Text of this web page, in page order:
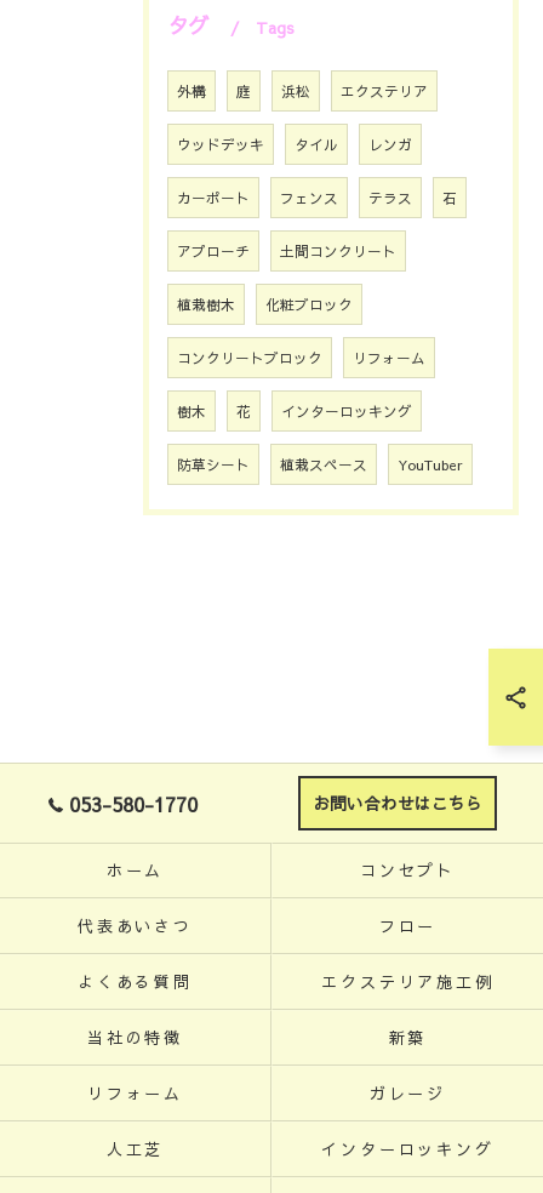
タグ Tags
外構 庭 浜松 エクステリア
ウッドデッキ タイル レンガ
カーポート フェンス テラス 石
アプローチ 土間コンクリート
植栽樹木 化粧ブロック
コンクリートブロック リフォーム
樹木 花 インターロッキング
防草シート 植栽スペース YouTuber
053-580-1770 お問い合わせはこちら
ホーム コンセプト
代表あいさつ フロー
よくある質問 エクステリア施工例
当社の特徴 新築
リフォーム ガレージ
人工芝 インターロッキング